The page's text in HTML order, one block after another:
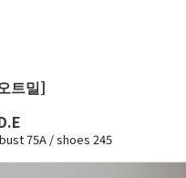
트밀]
75A / shoes 245